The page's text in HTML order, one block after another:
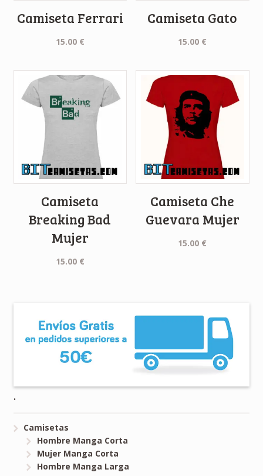
Camiseta Ferrari
15.00 €
Camiseta Gato
15.00 €
Camiseta
Breaking Bad
Mujer
15.00 €
Camiseta Che
Guevara Mujer
15.00 €
.
Camisetas
Hombre Manga Corta
Mujer Manga Corta
Hombre Manga Larga